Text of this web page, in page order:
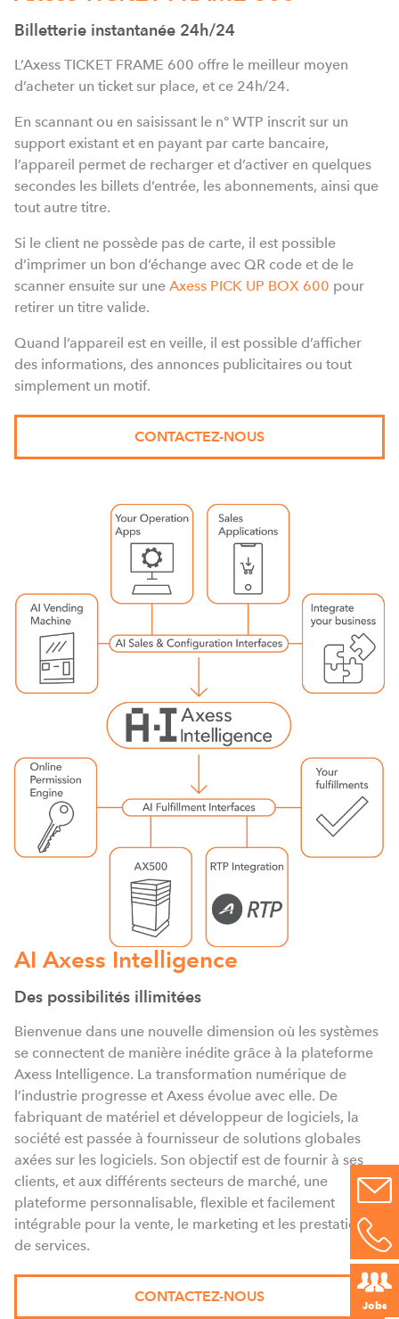
Jobs
Billetterie instantanée 24h/24
L’Axess TICKET FRAME 600 offre le meilleur moyen
d’acheter un ticket sur place, et ce 24h/24.
En scannant ou en saisissant le n° WTP inscrit sur un
support existant et en payant par carte bancaire,
l’appareil permet de recharger et d’activer en quelques
secondes les billets d’entrée, les abonnements, ainsi que
tout autre titre.
Si le client ne possède pas de carte, il est possible
d’imprimer un bon d’échange avec QR code et de le
scanner ensuite sur une Axess PICK UP BOX 600 pour
retirer un titre valide.
Quand l’appareil est en veille, il est possible d’afficher
des informations, des annonces publicitaires ou tout
simplement un motif.
CONTACTEZ-NOUS
AI Axess Intelligence
Des possibilités illimitées
Bienvenue dans une nouvelle dimension où les systèmes
se connectent de manière inédite grâce à la plateforme
Axess Intelligence. La transformation numérique de
l’industrie progresse et Axess évolue avec elle. De
fabriquant de matériel et développeur de logiciels, la
société est passée à fournisseur de solutions globales
axées sur les logiciels. Son objectif est de fournir à ses
clients, et aux différents secteurs de marché, une
plateforme personnalisable, flexible et facilement
intégrable pour la vente, le marketing et les prestations
de services.
CONTACTEZ-NOUS